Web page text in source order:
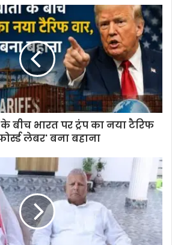
के बीच भारत पर ट्रंप का नया टैरिफ
लेबर' बना बहाना